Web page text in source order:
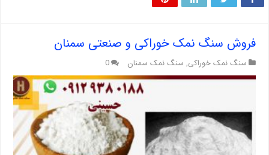
فروش سنگ نمک خوراکی و صنعتی سمنان
سنگ نمک خوراکی, سنگ نمک سمنان 0